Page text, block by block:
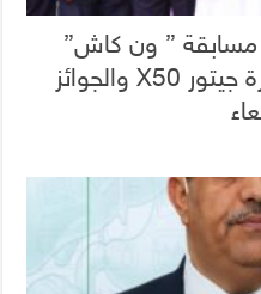
” ون كاش”
بتسليم الجائزة الكبرى سيارة جيتور X50 والجوائز